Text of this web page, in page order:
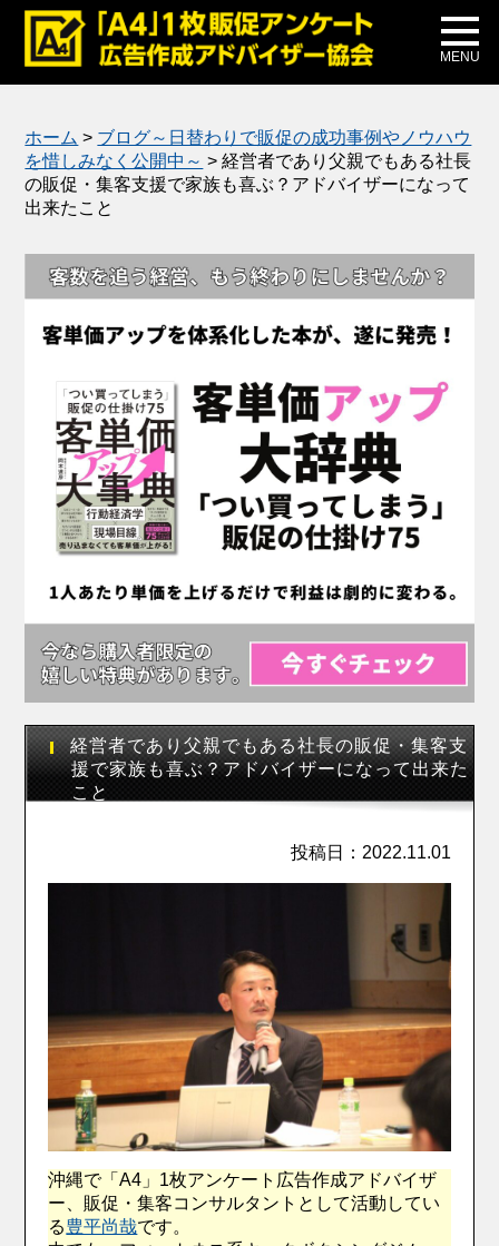
MENU
メディア掲載
公式ブログ
ホーム > ブログ～日替わりで販促の成功事例やノウハウ
を惜しみなく公開中～ >経営者であり父親でもある社長
の販促・集客支援で家族も喜ぶ？アドバイザーになって
出来たこと
経営者であり父親でもある社長の販促・集客支
援で家族も喜ぶ？アドバイザーになって出来た
こと
投稿日：2022.11.01
沖縄で「A4」1枚アンケート広告作成アドバイザ
ー、販促・集客コンサルタントとして活動してい
る豊平尚哉です。